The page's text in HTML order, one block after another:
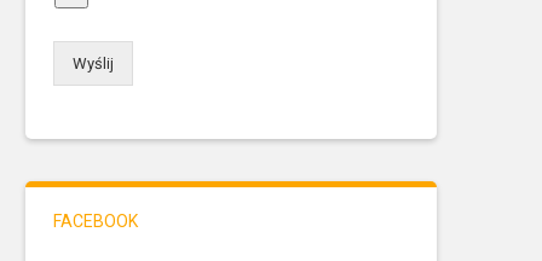
Wyślij
FACEBOOK